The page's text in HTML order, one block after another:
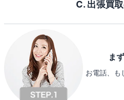
C. 出張買
ま
お電話、も